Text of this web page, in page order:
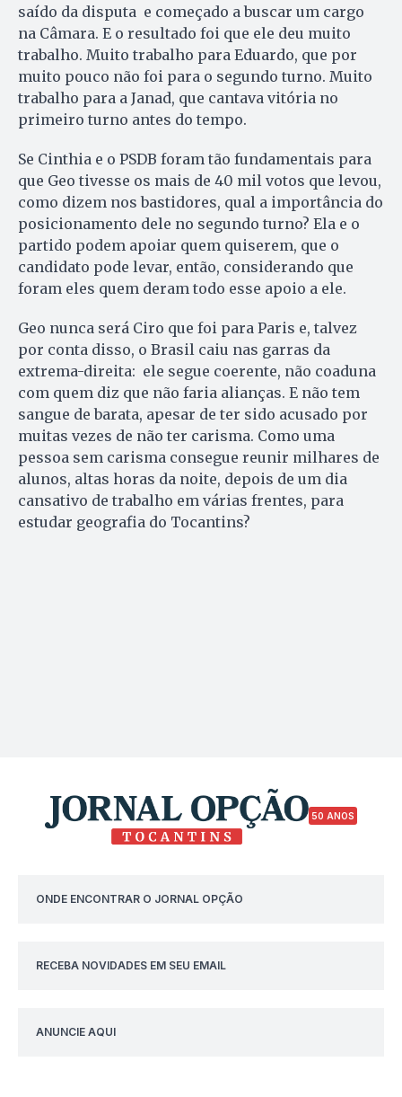
saído da disputa e começado a buscar um cargo
na Câmara. E o resultado foi que ele deu muito
trabalho. Muito trabalho para Eduardo, que por
muito pouco não foi para o segundo turno. Muito
trabalho para a Janad, que cantava vitória no
primeiro turno antes do tempo.
Se Cinthia e o PSDB foram tão fundamentais para
que Geo tivesse os mais de 40 mil votos que levou,
como dizem nos bastidores, qual a importância do
posicionamento dele no segundo turno? Ela e o
partido podem apoiar quem quiserem, que o
candidato pode levar, então, considerando que
foram eles quem deram todo esse apoio a ele.
Geo nunca será Ciro que foi para Paris e, talvez
por conta disso, o Brasil caiu nas garras da
extrema-direita: ele segue coerente, não coaduna
com quem diz que não faria alianças. E não tem
sangue de barata, apesar de ter sido acusado por
muitas vezes de não ter carisma. Como uma
pessoa sem carisma consegue reunir milhares de
alunos, altas horas da noite, depois de um dia
cansativo de trabalho em várias frentes, para
estudar geografia do Tocantins?
50 ANOS
ONDE ENCONTRAR O JORNAL OPÇÃO
RECEBA NOVIDADES EM SEU EMAIL
ANUNCIE AQUI